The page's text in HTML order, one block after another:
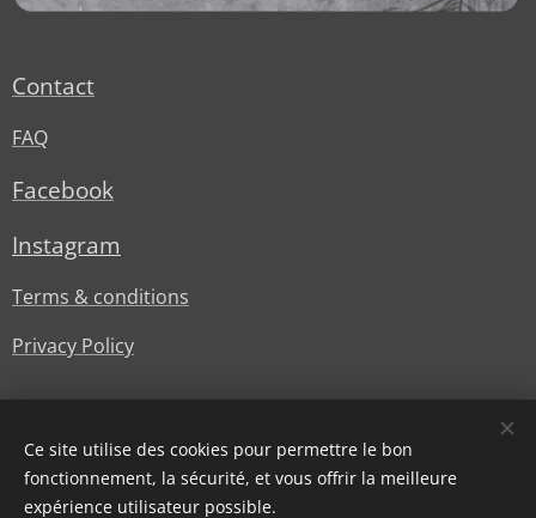
Contact
FAQ
Facebook
Instagram
Terms & conditions
Privacy Policy
Ce site utilise des cookies pour permettre le bon
fonctionnement, la sécurité, et vous offrir la meilleure
expérience utilisateur possible.